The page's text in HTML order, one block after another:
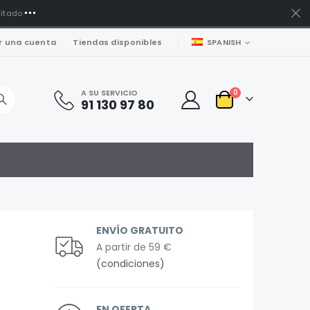
una cuenta Tiendas disponibles LENGUAJE
SPANISH
A SU SERVICIO
91 130 97 80 Carro
0artículos
ENVÍO GRATUITO
A partir de 59 €
(condiciones)